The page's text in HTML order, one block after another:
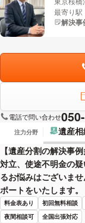
最寄り駅
解決事
電話で問い合わせ
注力分野
遺産相
【遺産分割の解決事
対立、使途不明金の
るお悩みはございま
ポートをいたします。
料金表あり 初回無料相談
夜間相談可
全国出張対応